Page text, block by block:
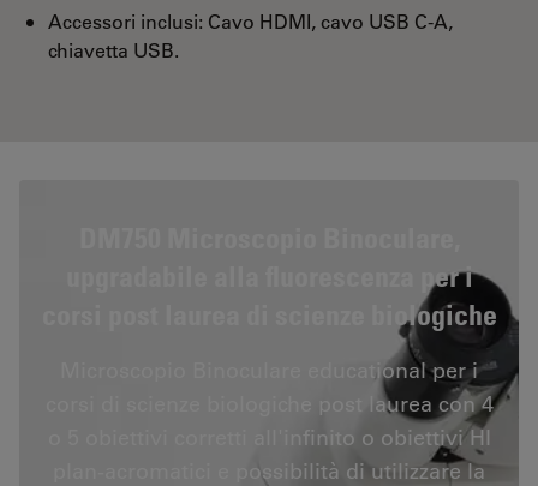
Accessori inclusi: Cavo HDMI, cavo USB C-A,
chiavetta USB.
upgradabile alla fluorescenza per i
corsi post laurea di scienze biologiche
Microscopio Binoculare educational per i
corsi di scienze biologiche post laurea con 4
o 5 obiettivi corretti all'infinito o obiettivi HI
plan-acromatici e possibilità di utilizzare la